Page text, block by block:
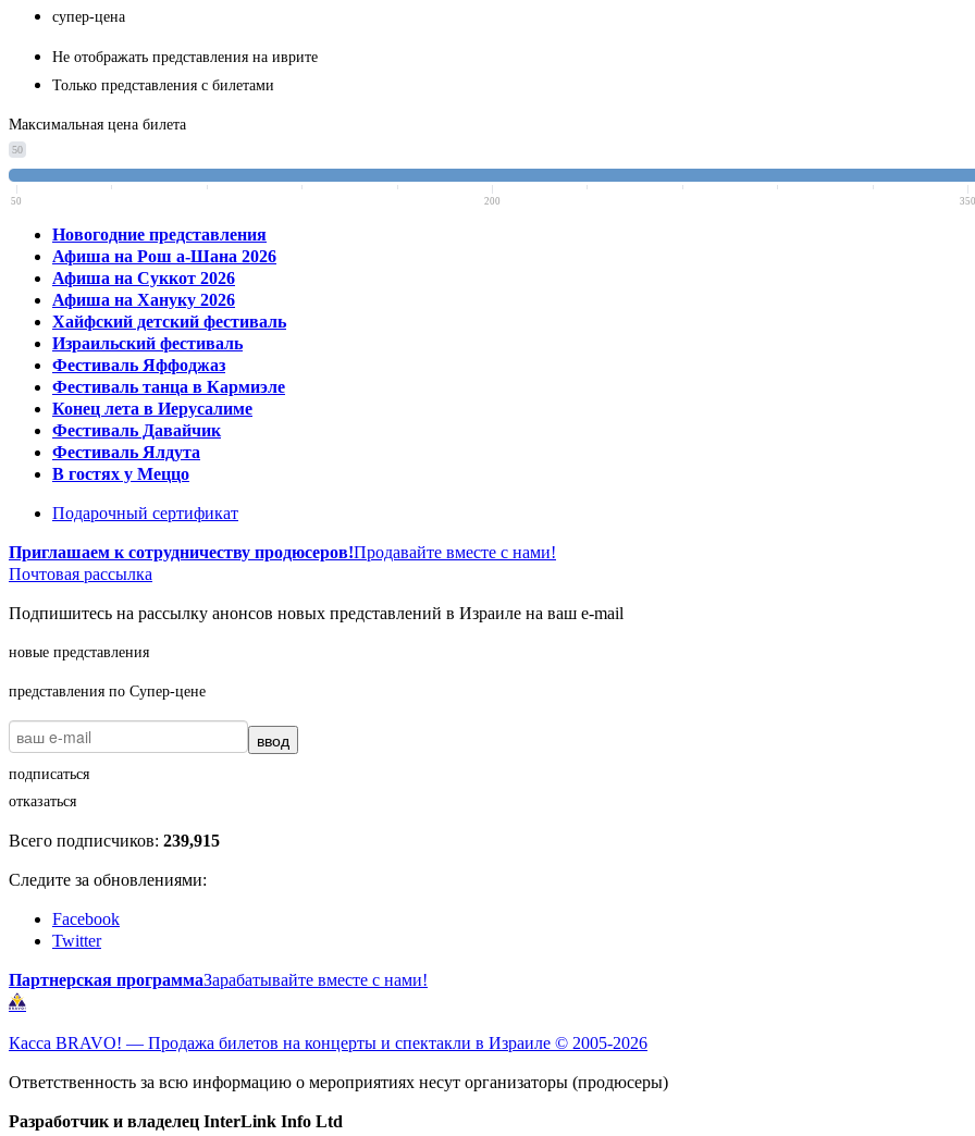
супер-цена
Не отображать представления на иврите
Только представления с билетами
Максимальная цена билета
50
50 200 350
Новогодние представления
Афиша на Рош а-Шана 2026
Афиша на Суккот 2026
Афиша на Хануку 2026
Хайфский детский фестиваль
Израильский фестиваль
Фестиваль Яффоджаз
Фестиваль танца в Кармиэле
Конец лета в Иерусалиме
Фестиваль Давайчик
Фестиваль Ялдута
В гостях у Меццо
Подарочный сертификат
Приглашаем к сотрудничеству продюсеров!Продавайте вместе с нами!
Почтовая рассылка
Подпишитесь на рассылку анонсов новых представлений в Израиле на ваш e-mail
новые представления
представления по Супер-цене
ввод
подписаться
отказаться
Всего подписчиков: 239,915
Следите за обновлениями:
Facebook
Twitter
Партнерская программаЗарабатывайте вместе с нами!
Касса BRAVO! — Продажа билетов на концерты и спектакли в Израиле © 2005-2026
Ответственность за всю информацию о мероприятиях несут организаторы (продюсеры)
Разработчик и владелец InterLink Info Ltd